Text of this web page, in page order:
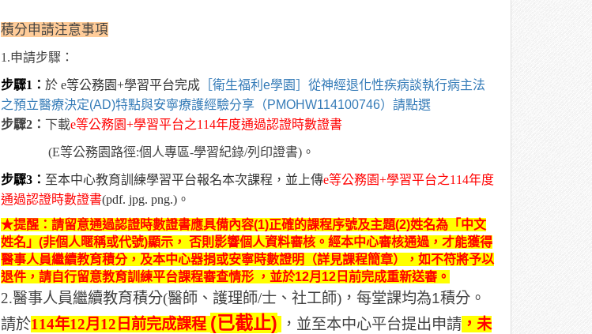
積分申請注意事項
1.申請步驟：
步驟1 ： 於e等公務園+學習平台完成［衛生福利e學園］從神經退化性疾病談執行病主法
之預立醫療決定(AD)特點與安寧療護經驗分享（PMOHW114100746）請點選
步驟2： 下載e等公務園+學習平台之114年度通過認證時數證書
(E等公務園路徑:個人專區-學習紀錄/列印證書)。
步驟3： 至本中心教育訓練學習平台報名本次課程，並上傳e等公務園+學習平台之114年度
通過認證時數證書(pdf. jpg. png.)。
★提醒：請留意通過認證時數證書應具備內容(1)正確的課程序號及主題(2)姓名為「中文
姓名」(非個人暱稱或代號)顯示， 否則影響個人資料審核。經本中心審核通過，才能獲得
醫事人員繼續教育積分，及本中心器捐或安寧時數證明（詳見課程簡章），如不符將予以
退件，請自行留意教育訓練平台課程審查情形 ，並於12月12日前完成重新送審。
2.醫事人員繼續教育積分(醫師、護理師/士、社工師)，每堂課均為1積分。
請於114年12月 12 日前完成課程 (已截止) ，並至本中心平台提出申請，未